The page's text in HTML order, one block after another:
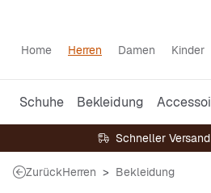
Home Herren Damen Kinder
Schuhe Bekleidung
Schneller
ZurückHerren Bekleidung